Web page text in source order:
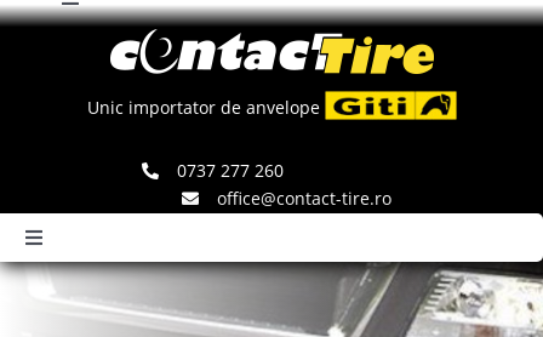
Skip
Toggle
Navigation
Comenzi
Unic importator de anvelope
0737 277 260
office@contact-tire.ro
Toggle
Navigation
HOME